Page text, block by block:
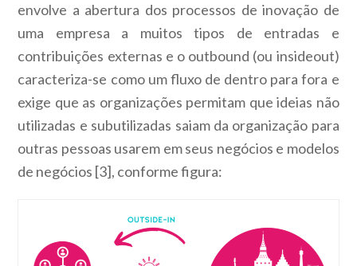
envolve a abertura dos processos de inovação de
uma empresa a muitos tipos de entradas e
contribuições externas e o outbound (ou insideout)
caracteriza-se como um fluxo de dentro para fora e
exige que as organizações permitam que ideias não
utilizadas e subutilizadas saiam da organização para
outras pessoas usarem em seus negócios e modelos
de negócios [3], conforme figura: